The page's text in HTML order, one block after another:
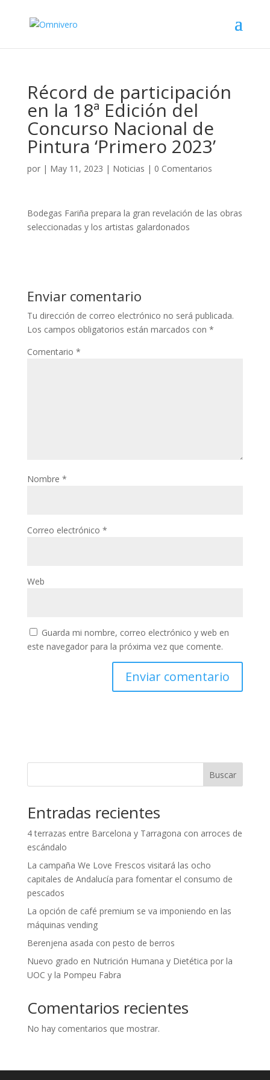
Récord de participación
en la 18ª Edición del
Concurso Nacional de
Pintura ‘Primero 2023’
por | May 11, 2023 | Noticias | 0 Comentarios
Bodegas Fariña prepara la gran revelación de las obras
seleccionadas y los artistas galardonados
Enviar comentario
Tu dirección de correo electrónico no será publicada.
Los campos obligatorios están marcados con *
Comentario *
Nombre *
Correo electrónico *
Web
Guarda mi nombre, correo electrónico y web en
este navegador para la próxima vez que comente.
Buscar
Entradas recientes
4 terrazas entre Barcelona y Tarragona con arroces de
escándalo
La campaña We Love Frescos visitará las ocho
capitales de Andalucía para fomentar el consumo de
pescados
La opción de café premium se va imponiendo en las
máquinas vending
Berenjena asada con pesto de berros
Nuevo grado en Nutrición Humana y Dietética por la
UOC y la Pompeu Fabra
Comentarios recientes
No hay comentarios que mostrar.